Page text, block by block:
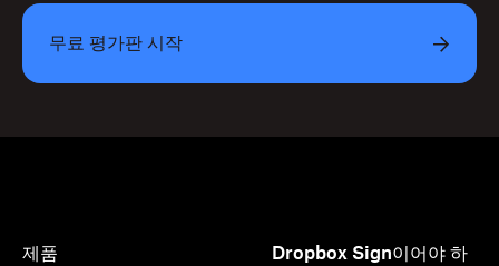
무료 평가판 시작
제품
Dropbox Sign이어야 하